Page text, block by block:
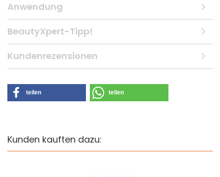
Anwendung
BeautyXpert-Tipp!
Kundenrezensionen
teilen teilen
Kunden kauften dazu: